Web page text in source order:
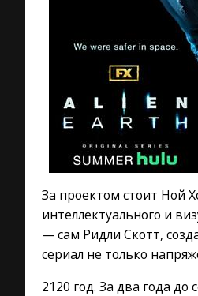
За проектом стоит Ной
интеллектуального и
— сам Ридли Скотт,
сериал не только
2120 год. За два года